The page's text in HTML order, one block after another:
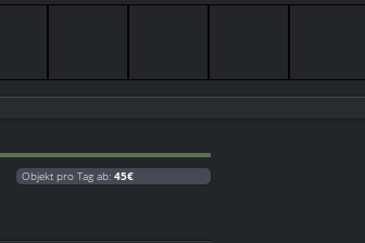
Objekt pro Tag ab: 45€